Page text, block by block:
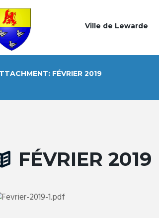
Ville de Lewarde
FÉVRIER 2019
FÉVRIER 2019